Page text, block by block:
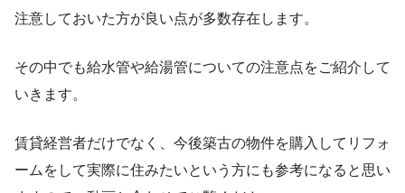
注意しておいた方が良い点が多数存在します。
その中でも給水管や給湯管についての注意点をご紹介して
いきます。
賃貸経営者だけでなく、今後築古の物件を購入してリフォ
ームをして実際に住みたいという方にも参考になると思い